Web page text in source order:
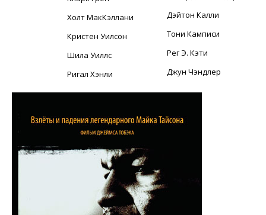
Холт МакКэллани
Кристен Уилсон
Шила Уиллс
Ригал Хэнли
Дэйтон Калли
Тони Камписи
Рег Э. Кэти
Джун Чэндлер